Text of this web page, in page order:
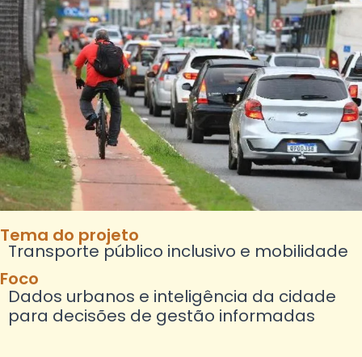
Tema do projeto
Transporte público inclusivo e mobilidade
Foco
Dados urbanos e inteligência da cidade
para decisões de gestão informadas